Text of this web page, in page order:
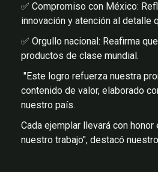
✅ Compromiso con México:
innovación y atención al detalle
✅ Orgullo nacional: Reafirma
productos de clase mundial.
"Este logro refuerza nuestra
contenido de valor, elaborado
nuestro país.
Cada ejemplar llevará con
nuestro trabajo", destacó